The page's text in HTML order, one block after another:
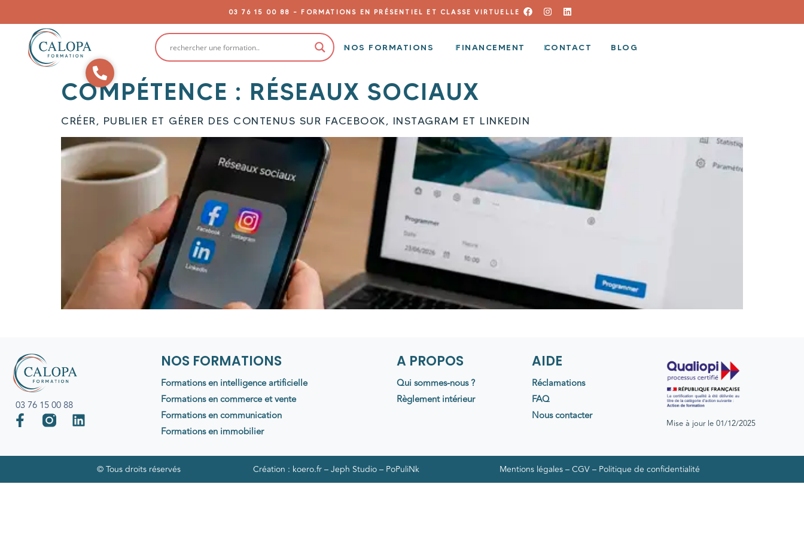
03 76 15 00 88 – FORMATIONS EN PRÉSENTIEL ET CLASSE VIRTUELLE
NOS FORMATIONS FINANCEMENT CONTACT BLOG
COMPÉTENCE : RÉSEAUX SOCIAUX
CRÉER, PUBLIER ET GÉRER DES CONTENUS SUR FACEBOOK, INSTAGRAM ET LINKEDIN
03 76 15 00 88
NOS FORMATIONS
Formations en intelligence artificielle
Formations en commerce et vente
Formations en communication
Formations en immobilier
A PROPOS
Qui sommes-nous ?
Règlement intérieur
AIDE
Réclamations
FAQ
Nous contacter
Mise à jour le 01/12/2025
© Tous droits réservés Création : koero.fr–Jeph Studio – PoPuliNk Mentions légales–CGV–Politique de confidentialité
03.76.15.00.88